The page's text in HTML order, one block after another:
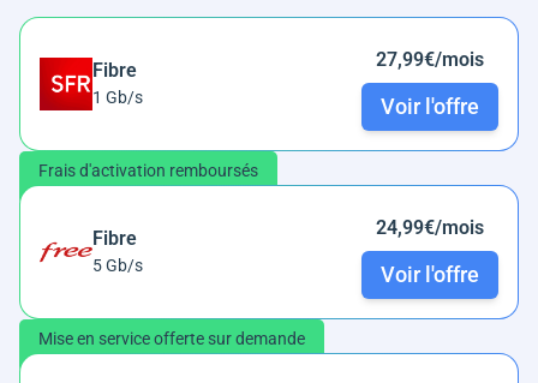
Fibre
1 Gb/s
27,99€/mois
Voir l'offre
Frais d'activation remboursés
Fibre
5 Gb/s
24,99€/mois
Voir l'offre
Mise en service offerte sur demande